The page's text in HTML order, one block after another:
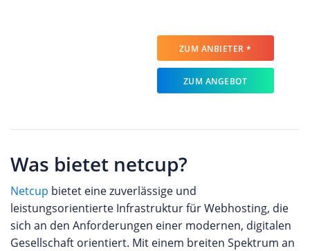
ZUM ANBIETER *
ZUM ANGEBOT
Was bietet netcup?
Netcup bietet eine zuverlässige und
leistungsorientierte Infrastruktur für Webhosting, die
sich an den Anforderungen einer modernen, digitalen
Gesellschaft orientiert. Mit einem breiten Spektrum an